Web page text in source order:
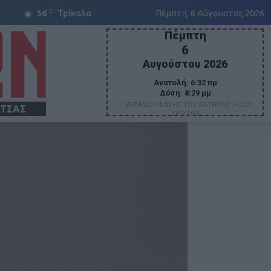
36 C Τρίκαλα Πέμπτη, 6 Αύγουστος 2026
Πέμπτη
6
Αυγούστου 2026
Ανατολή: 6:32 πμ
Δύση: 8:29 μμ
+ ΜΕΤΑΜΟΡΦΩΣΗΣ ΤΟΥ ΣΩΤΗΡΟΣ ΙΗΣΟΥ
ΧΡΙΣΤΟΥ